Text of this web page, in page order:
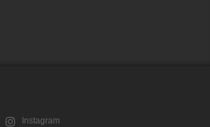
Instagram